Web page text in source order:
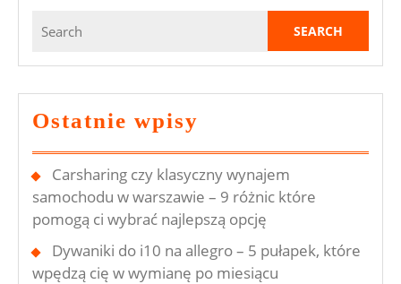
Usługi
Obejmuje?
for:
Ostatnie wpisy
Carsharing czy klasyczny wynajem
samochodu w warszawie – 9 różnic które
pomogą ci wybrać najlepszą opcję
Dywaniki do i10 na allegro – 5 pułapek, które
wpędzą cię w wymianę po miesiącu